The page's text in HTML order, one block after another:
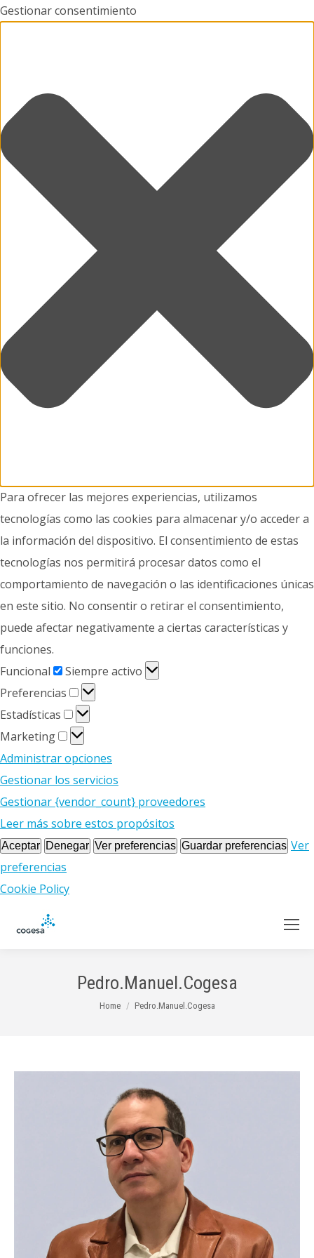
Gestionar consentimiento
Para ofrecer las mejores experiencias, utilizamos
tecnologías como las cookies para almacenar y/o acceder a
la información del dispositivo. El consentimiento de estas
tecnologías nos permitirá procesar datos como el
comportamiento de navegación o las identificaciones únicas
en este sitio. No consentir o retirar el consentimiento,
puede afectar negativamente a ciertas características y
funciones.
Funcional
Funcional
Siempre activo
Preferencias
Preferencias
Estadísticas
Estadísticas
Marketing
Marketing
Administrar opciones
Gestionar los servicios
Gestionar {vendor_count} proveedores
Leer más sobre estos propósitos
Aceptar Denegar Ver preferencias Guardar preferencias Ver
preferencias
Cookie Policy
Pedro.Manuel.Cogesa
You are here:
Home Pedro.Manuel.Cogesa